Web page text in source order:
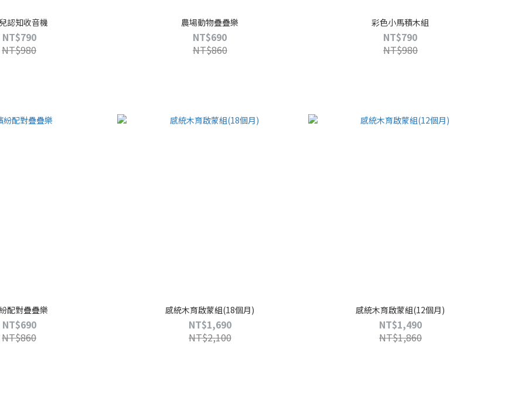
認知收音機
NT$790
NT$980
農場動物疊疊樂
NT$690
NT$860
彩色小馬積木組
NT$790
NT$980
配對疊疊樂
NT$690
NT$860
感統木育啟蒙組(18個月)
NT$1,690
NT$2,100
感統木育啟蒙組(12個月)
NT$1,490
NT$1,860